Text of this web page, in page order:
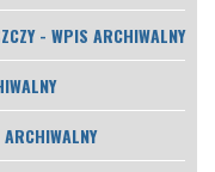
- WPIS ARCHIWALNY